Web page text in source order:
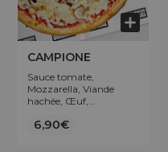
CAMPIONE
Sauce tomate,
Mozzarella, Viande
hachée, Œuf,
6,90€